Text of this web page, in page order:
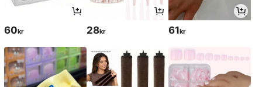
60kr 28kr 61kr